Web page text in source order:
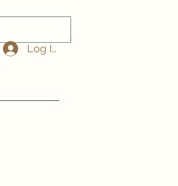
Log In